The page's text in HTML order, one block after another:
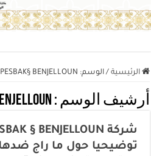
الرئيسية / الوسم: PESBAK§ BENJELLOUN
أرشيف الوسم :
توضيحيا حول ما راج